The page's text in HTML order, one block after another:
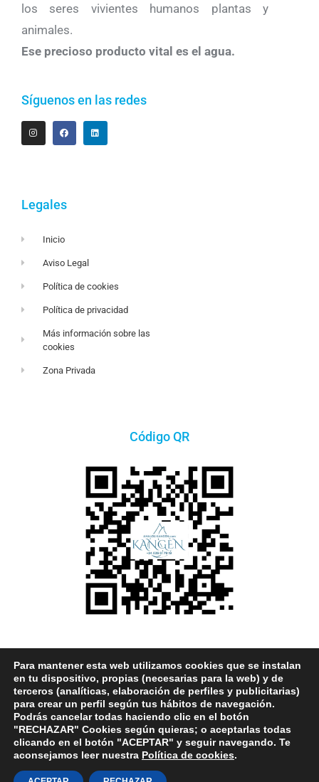
los seres vivientes humanos plantas y
animales.
Ese precioso producto vital es el agua.
Síguenos en las redes
Legales
Inicio
Aviso Legal
Política de cookies
Política de privacidad
Más información sobre las
cookies
Zona Privada
Código QR
Copyright 2026 © Tarjeta Digital de Tarjeta Digital de Ana Loli
Rodríguez
Todos los derechos reservados
CIF/NIF: 43804109B
inteligencia artificial.
Para mantener esta web utilizamos cookies que se instalan
en tu dispositivo, propias (necesarias para la web) y de
terceros (analíticas, elaboración de perfiles y publicitarias)
para crear un perfil según tus hábitos de navegación.
Podrás cancelar todas haciendo clic en el botón
"RECHAZAR" Cookies según quieras; o aceptarlas todas
clicando en el botón "ACEPTAR" y seguir navegando. Te
aconsejamos leer nuestra Política de cookies.